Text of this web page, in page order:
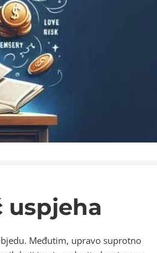
uspjeha
Međutim, upravo suprotno